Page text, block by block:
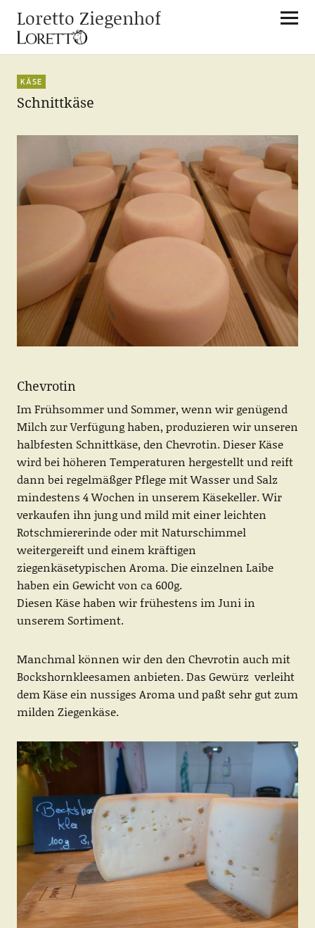
Loretto Ziegenhof
KÄSE
Schnittkäse
Chevrotin
Im Frühsommer und Sommer, wenn wir genügend
Milch zur Verfügung haben, produzieren wir unseren
halbfesten Schnittkäse, den Chevrotin. Dieser Käse
wird bei höheren Temperaturen hergestellt und reift
dann bei regelmäßger Pflege mit Wasser und Salz
mindestens 4 Wochen in unserem Käsekeller. Wir
verkaufen ihn jung und mild mit einer leichten
Rotschmiererinde oder mit Naturschimmel
weitergereift und einem kräftigen
ziegenkäsetypischen Aroma. Die einzelnen Laibe
haben ein Gewicht von ca 600g.
Diesen Käse haben wir frühestens im Juni in
unserem Sortiment.
Manchmal können wir den den Chevrotin auch mit
Bockshornkleesamen anbieten. Das Gewürz verleiht
dem Käse ein nussiges Aroma und paßt sehr gut zum
milden Ziegenkäse.